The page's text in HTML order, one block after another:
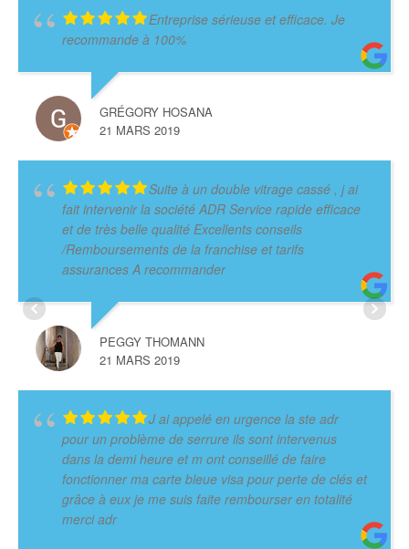
Entreprise sérieuse et efficace. Je
recommande à 100%
GRÉGORY HOSANA
21 MARS 2019
Suite à un double vitrage cassé , j ai
fait intervenir la société ADR Service rapide efficace
et de très belle qualité Excellents conseils
/Remboursements de la franchise et tarifs
assurances A recommander
PEGGY THOMANN
21 MARS 2019
J ai appelé en urgence la ste adr
pour un problème de serrure ils sont intervenus
dans la demi heure et m ont conseillé de faire
fonctionner ma carte bleue visa pour perte de clés et
grâce à eux je me suis faite rembourser en totalité
merci adr